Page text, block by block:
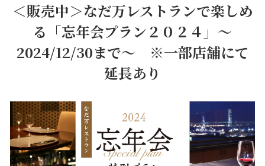
＜販売中＞なだ万レストランで楽しめ
る「忘年会プラン２０２４」～
2024/12/30まで～ ※一部店舗にて
延長あり